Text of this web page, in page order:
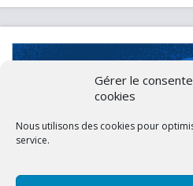
Gérer le
cookies
Nous utilisons des cookies pour
service.